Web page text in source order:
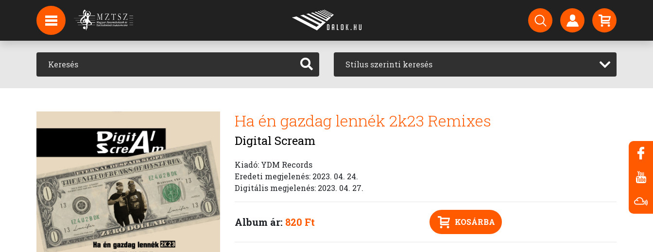
HÍREK
HÍRLEVÉL FELIRATKOZÁS
PODCAST Stílus szerinti keresés
Ha én gazdag lennék 2k23 Remixes
Digital Scream
Kiadó: YDM Records
Eredeti megjelenés: 2023. 04. 24.
Digitális megjelenés: 2023. 04. 27.
Album ár: 820 Ft KOSÁRBA